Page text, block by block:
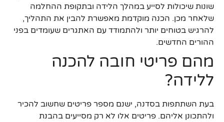
שונות שיכולות לסייע במהלך הלידה ובתקופת ההחלמה
שלאחר מכן. הכנה מוקדמת מאפשרת להבין את התהליך,
להרגיש בטוחים יותר ולהתמודד עם האתגרים שעומדים בפני
ההורים החדשים.
מהם פריטי חובה להכנה
ללידה?
בעת השתתפות בסדנה, ישנם מספר פריטים שחשוב להכיר
ולהתכונן אליהם. פריטים אלו לא רק מסייעים בהבנת